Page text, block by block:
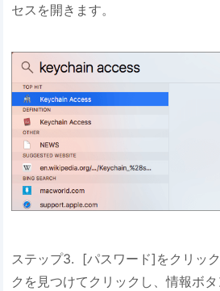
セスを開きます。
ステップ3. [パスワード]をクリッ
クを見つけてクリックし、情報ボタ